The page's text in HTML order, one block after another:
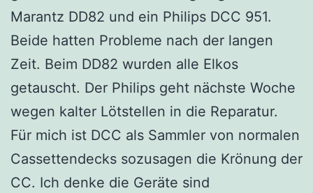
Marantz DD82 und ein Philips DCC 951.
Beide hatten Probleme nach der langen
Zeit. Beim DD82 wurden alle Elkos
getauscht. Der Philips geht nächste Woche
wegen kalter Lötstellen in die Reparatur.
Für mich ist DCC als Sammler von normalen
Cassettendecks sozusagen die Krönung der
CC. Ich denke die Geräte sind